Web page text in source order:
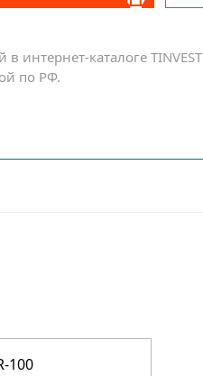
интернет-каталоге TINVEST
по РФ.
100